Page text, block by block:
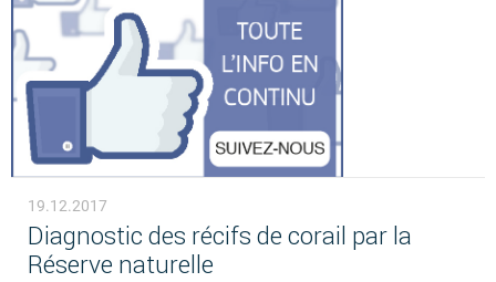
19.12.2017
Diagnostic des récifs de corail par la
Réserve naturelle